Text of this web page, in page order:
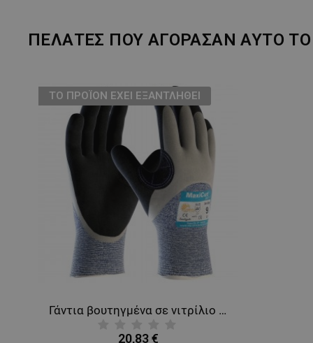
ΠΕΛΆΤΕΣ ΠΟΥ ΑΓΌΡΑΣΑΝ ΑΥΤΌ
ТΟ ΠΡΟΪΌΝ ΈΧΕΙ ΕΞΑΝΤΛΗΘΕΊ
Γάντια βουτηγμένα σε νιτρίλιο ATG MAXICUT OIL
20,83 €